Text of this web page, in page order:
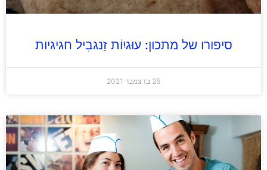
סיפורו של מתכון: עוּגיִוֹת זַנגבִיל חגיגיות
25 בדצמבר 2021